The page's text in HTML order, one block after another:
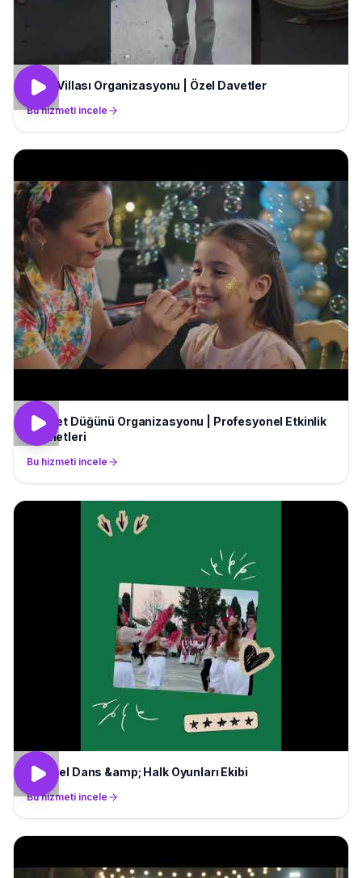
Parti Villası Organizasyonu | Özel Davetler
Bu hizmeti incele
Sünnet Düğünü Organizasyonu | Profesyonel Etkinlik
Hizmetleri
Bu hizmeti incele
Yöresel Dans &amp; Halk Oyunları Ekibi
Bu hizmeti incele